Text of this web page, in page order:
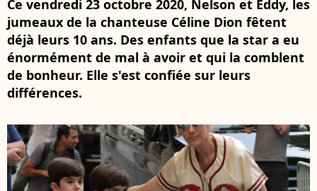
Ce vendredi 23 octobre 2020, Nelson et Eddy, les
jumeaux de la chanteuse Céline Dion fêtent
déjà leurs 10 ans. Des enfants que la star a eu
énormément de mal à avoir et qui la comblent
de bonheur. Elle s'est confiée sur leurs
différences.